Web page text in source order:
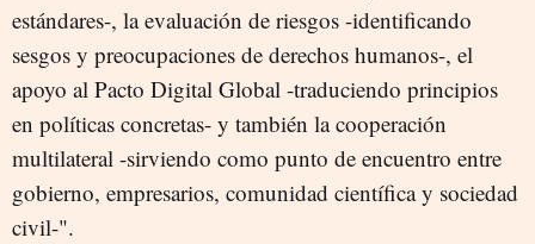
estándares-, la evaluación de riesgos -identificando
sesgos y preocupaciones de derechos humanos-, el
apoyo al Pacto Digital Global -traduciendo principios
en políticas concretas- y también la cooperación
multilateral -sirviendo como punto de encuentro entre
gobierno, empresarios, comunidad científica y sociedad
civil-".